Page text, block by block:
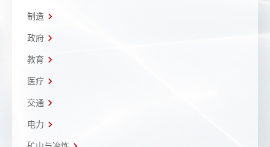
制造
政府
教育
医疗
交通
电力